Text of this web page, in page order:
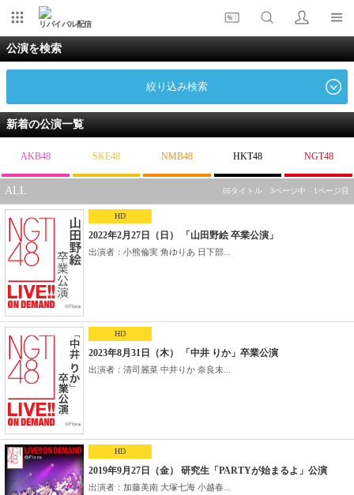
リバイバル配信
公演を検索
絞り込み検索
新着の公演一覧
AKB48 SKE48 NMB48 HKT48 NGT48
ALL 66タイトル 3ページ中 1ページ目
HD
2022年2月27日（日） 「山田野絵 卒業公演」
出演者：小熊倫実 角ゆりあ 日下部...
HD
2023年8月31日（木） 「中井 りか」卒業公演
出演者：清司麗菜 中井りか 奈良未...
HD
2019年9月27日（金） 研究生「PARTYが始まるよ」公演
出演者：加藤美南 大塚七海 小越春...